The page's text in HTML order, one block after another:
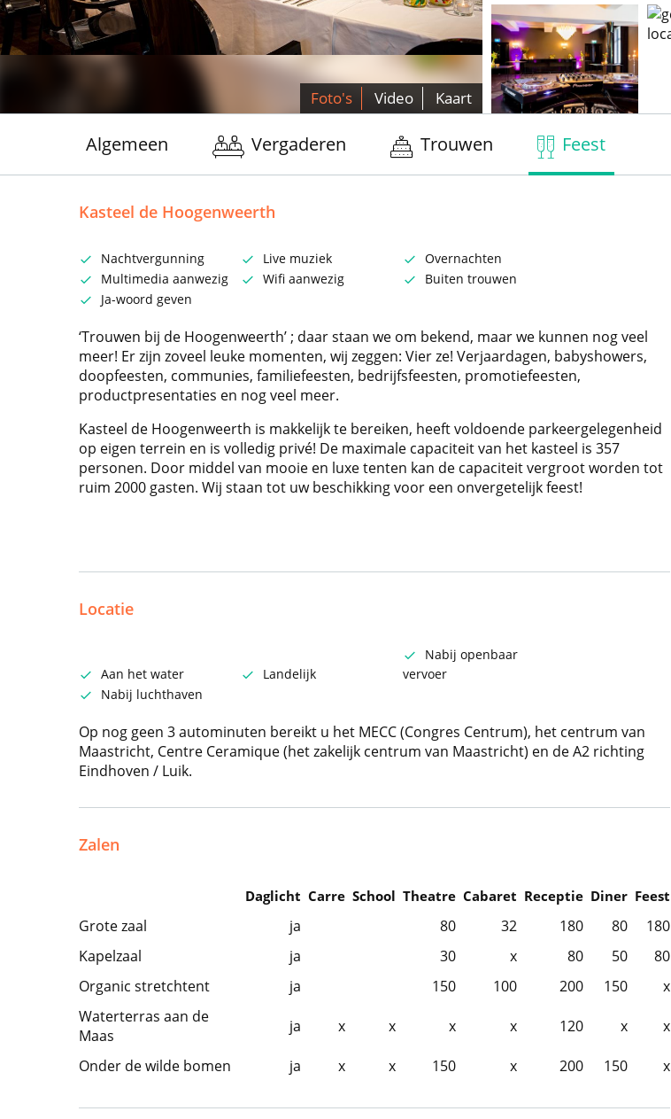
Foto's Video Kaart
Algemeen Vergaderen Trouwen Feest
Kasteel de Hoogenweerth
Nachtvergunning Live muziek
Overnachten
Multimedia aanwezig
Wifi aanwezig
Buiten trouwen
Ja-woord geven
‘Trouwen bij de Hoogenweerth’ ; daar staan we om bekend, maar we kunnen nog veel
meer! Er zijn zoveel leuke momenten, wij zeggen: Vier ze! Verjaardagen, babyshowers,
doopfeesten, communies, familiefeesten, bedrijfsfeesten, promotiefeesten,
productpresentaties en nog veel meer.
Kasteel de Hoogenweerth is makkelijk te bereiken, heeft voldoende parkeergelegenheid
op eigen terrein en is volledig privé! De maximale capaciteit van het kasteel is 357
personen. Door middel van mooie en luxe tenten kan de capaciteit vergroot worden tot
ruim 2000 gasten. Wij staan tot uw beschikking voor een onvergetelijk feest!
Locatie
Aan het water Landelijk
Nabij openbaar
vervoer
Nabij luchthaven
Op nog geen 3 autominuten bereikt u het MECC (Congres Centrum), het centrum van
Maastricht, Centre Ceramique (het zakelijk centrum van Maastricht) en de A2 richting
Eindhoven / Luik.
Zalen
Daglicht Carre School Theatre Cabaret Receptie Diner Feest
Grote zaal ja 80 32 180 80
180
Kapelzaal
ja 30 x 80 50
80
Organic stretchtent
ja 150 100 200 150
x
Waterterras aan de
Maas
ja x x x x 120 x x
Onder de wilde bomen ja x x 150 x 200 150 x